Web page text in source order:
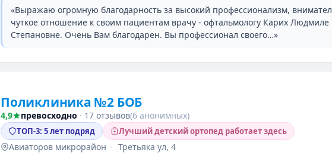
«Выражаю огромную благодарность за высокий профессионализм,
чуткое отношение к своим пациентам врачу - офтальмологу Карих Людмиле
Степановне. Очень Вам благодарен. Вы профессионал своего…»
Поликлиника №2 БОБ
4,9 превосходно · 17 отзывов(6 анонимных)
ТОП-3: 5 лет подряд Лучший детский ортопед работает здесь
Авиаторов микрорайон · Третьяка ул, 4